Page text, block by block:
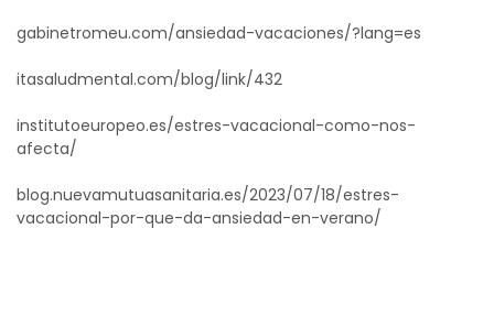
gabinetromeu.com/ansiedad-vacaciones/?lang=es
itasaludmental.com/blog/link/432
institutoeuropeo.es/estres-vacacional-como-nos-
afecta/
blog.nuevamutuasanitaria.es/2023/07/18/estres-
vacacional-por-que-da-ansiedad-en-verano/